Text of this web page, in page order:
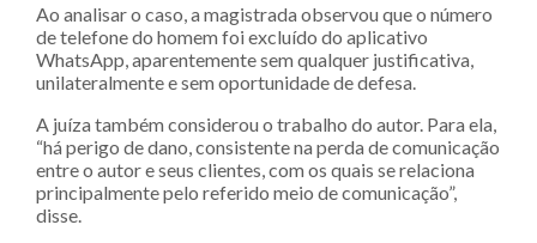
Ao analisar o caso, a magistrada observou que o número
de telefone do homem foi excluído do aplicativo
WhatsApp, aparentemente sem qualquer justificativa,
unilateralmente e sem oportunidade de defesa.
A juíza também considerou o trabalho do autor. Para ela,
“há perigo de dano, consistente na perda de comunicação
entre o autor e seus clientes, com os quais se relaciona
principalmente pelo referido meio de comunicação”,
disse.